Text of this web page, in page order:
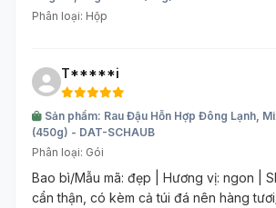
Phân loại: Hộp
T*****i
Sản phẩm: Rau Đậu Hỗn Hợp Đông Lạnh,
(450g) - DAT-SCHAUB
Phân loại: Gói
Bao bì/Mẫu mã: đẹp | Hương vị: ngon |
cẩn thận, có kèm cả túi đá nên hàng